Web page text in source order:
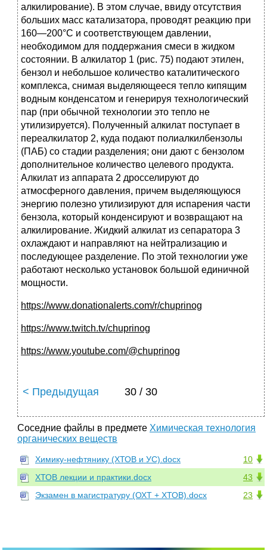
алкилирование). В этом случае, ввиду отсутствия
больших масс катализатора, проводят реакцию при
160—200°С и соответствующем давлении,
необходимом для поддержания смеси в жидком
состоянии. В алкилатор 1 (рис. 75) подают этилен,
бензол и небольшое количество каталитического
комплекса, снимая выделяющееся тепло кипящим
водным конденсатом и генерируя технологический
пар (при обычной технологии это тепло не
утилизируется). Полученный алкилат поступает в
переалкилатор 2, куда подают полиалкилбензолы
(ПАБ) со стадии разделения; они дают с бензолом
дополнительное количество целевого продукта.
Алкилат из аппарата 2 дросселируют до
атмосферного давления, причем выделяющуюся
энергию полезно утилизируют для испарения части
бензола, который конденсируют и возвращают на
алкилирование. Жидкий алкилат из сепаратора 3
охлаждают и направляют на нейтрализацию и
последующее разделение. По этой технологии уже
работают несколько установок большой единичной
мощности.
https://www.donationalerts.com/r/chuprinog
https://www.twitch.tv/chuprinog
https://www.youtube.com/@chuprinog
< Предыдущая 30 / 30
Соседние файлы в предмете Химическая технология
органических веществ
10
Химику-нефтянику (ХТОВ и УС).docx
43
ХТОВ лекции и практики.docx
23
Экзамен в магистратуру (ОХТ + ХТОВ).docx